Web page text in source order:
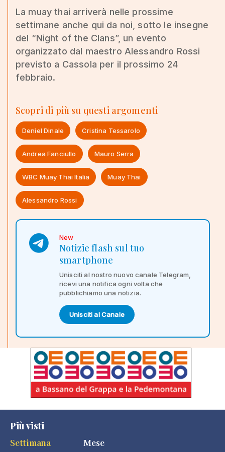
La muay thai arriverà nelle prossime
settimane anche qui da noi, sotto le insegne
del “Night of the Clans”, un evento
organizzato dal maestro Alessandro Rossi
previsto a Cassola per il prossimo 24
febbraio.
Scopri di più su questi argomenti
Deniel Dinale Cristina Tessarolo
Andrea Fanciullo Mauro Serra
WBC Muay Thai Italia Muay Thai
Alessandro Rossi
New
Notizie flash sul tuo
smartphone
Unisciti al nostro nuovo canale Telegram,
ricevi una notifica ogni volta che
pubblichiamo una notizia.
Unisciti al Canale
Più visti
Settimana
Mese